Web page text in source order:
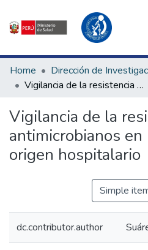
Communities & Collections
All of DSpace
Estadísticas Externas
Enlaces de interés ▾
Home
Vigilancia de la resistencia a los antimicrobianos en bacterias de origen hospitalario
Vigilancia de la
antimicrobianos en
origen hospitalario
Simple
dc.contributor.author